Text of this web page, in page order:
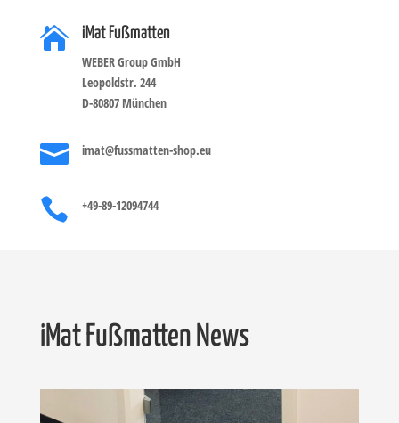

iMat Fußmatten
WEBER Group GmbH
Leopoldstr. 244
D-80807 München
 imat@fussmatten-shop.eu
 +49-89-12094744
iMat Fußmatten News